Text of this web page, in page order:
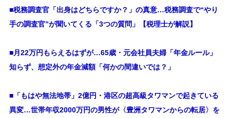
■税務調査官「出身はどちらですか？」の真意…税務調査で“やり
手の調査官”が聞いてくる「3つの質問」【税理士が解説】
■月22万円もらえるはずが…65歳・元会社員夫婦「年金ルール」
知らず、想定外の年金減額「何かの間違いでは？」
■「もはや無法地帯」2億円・港区の超高級タワマンで起きている
異変…世帯年収2000万円の男性が〈豊洲タワマンからの転居〉を